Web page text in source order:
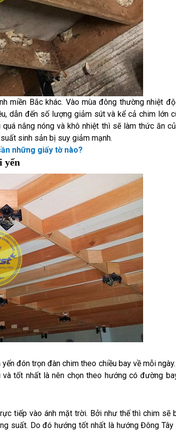
miền Bắc khác. Vào mùa đông thường nhiệt
dẫn đến số lượng giảm sút và kể cả chim lớn
nắng nóng và khô nhiệt thì sẽ làm thức ăn
sinh sản bị suy giảm mạnh.
những giấy tờ nào?
yến
đón trọn đàn chim theo chiều bay về mỗi
tốt nhất là nên chọn theo hướng có đường
tiếp vào ánh mặt trời. Bởi như thế thì chim sẽ
suất. Do đó hướng tốt nhất là hướng Đông Tây